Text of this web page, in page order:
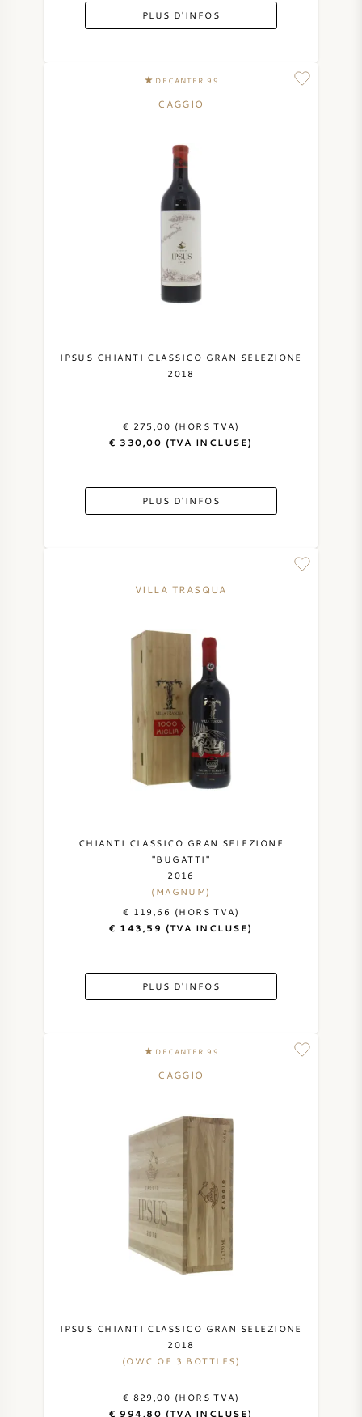
PLUS D'INFOS
DECANTER 99
CAGGIO
IPSUS CHIANTI CLASSICO GRAN SELEZIONE
2018
€ 275,00 (HORS TVA)
€ 330,00 (TVA INCLUSE)
PLUS D'INFOS
VILLA TRASQUA
CHIANTI CLASSICO GRAN SELEZIONE
"BUGATTI"
2016
(MAGNUM)
€ 119,66 (HORS TVA)
€ 143,59 (TVA INCLUSE)
PLUS D'INFOS
DECANTER 99
CAGGIO
IPSUS CHIANTI CLASSICO GRAN SELEZIONE
2018
(OWC OF 3 BOTTLES)
€ 829,00 (HORS TVA)
€ 994,80 (TVA INCLUSE)